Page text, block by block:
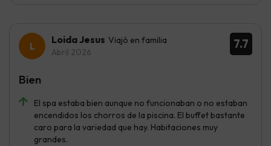
7.7
Loida Jesus Viajó en familia
Abril 2026
El spa estaba bien aunque no funcionaban o no estaban
encendidos los chorros de la piscina. El buffet bastante
caro para la variedad que hay. Habitaciones muy
grandes.
Bien